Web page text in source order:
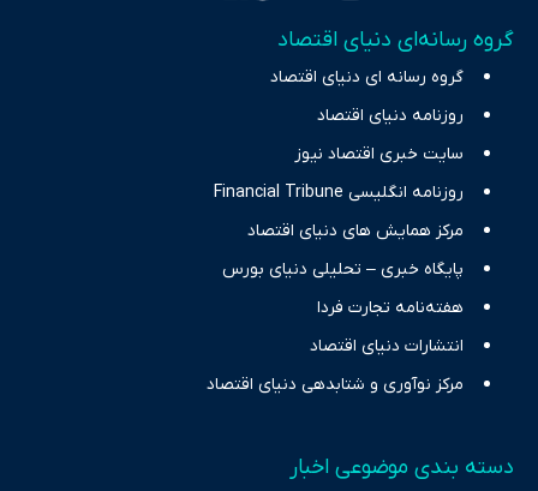
چالش‌های فقر و بیکاری را جست‌وجو کرده و در کنار تحلیل آمارها،
نیازهای خبری مخاطبان در حوزه‌های اثرگذار بر اقتصاد را با رویکردی
حرفه‌ای و روزآمد پوشش می‌دهیم.
گروه رسانه‌ای دنیای اقتصاد
گروه رسانه ای دنیای اقتصاد
روزنامه دنیای اقتصاد
سایت خبری اقتصاد نیوز
روزنامه انگلیسی Financial Tribune
مرکز همایش های دنیای اقتصاد
پایگاه خبری – تحلیلی دنیای بورس
هفته‌نامه تجارت فردا
انتشارات دنیای اقتصاد
مرکز نوآوری و شتابدهی دنیای اقتصاد
دسته بندی موضوعی اخبار